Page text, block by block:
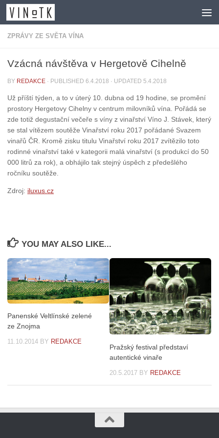
Skip to content
ZPRÁVY ZE SVĚTA VÍNA
Vzácná návštěva v Hergetově Cihelně
BY REDAKCE · PUBLISHED 6.4.2018 · UPDATED 5.4.2018
Už příští týden, a to v úterý 10. dubna od 19 hodine, se promění
prostory Hergetovy Cihelny v centrum milovníků vína. Pořádá se
zde totiž degustační večeře s víny z vinařství Víno J. Stávek, který
se stal vítězem soutěže Vinařství roku 2017 pořádané Svazem
vinařů ČR. Kromě zisku titulu Vinařství roku 2017 zvítězilo toto
rodinné vinařství také v kategorii malá vinařství (s produkcí do 50
000 litrů za rok), a obhájilo tak stejný úspěch z předešlého
ročníku soutěže.
Zdroj: iluxus.cz
YOU MAY ALSO LIKE...
Panenské Veltlínské zelené
ze Znojma
11.10.2014 BY REDAKCE
Pražský festival představí
autentické vinaře
20.5.2017 BY REDAKCE